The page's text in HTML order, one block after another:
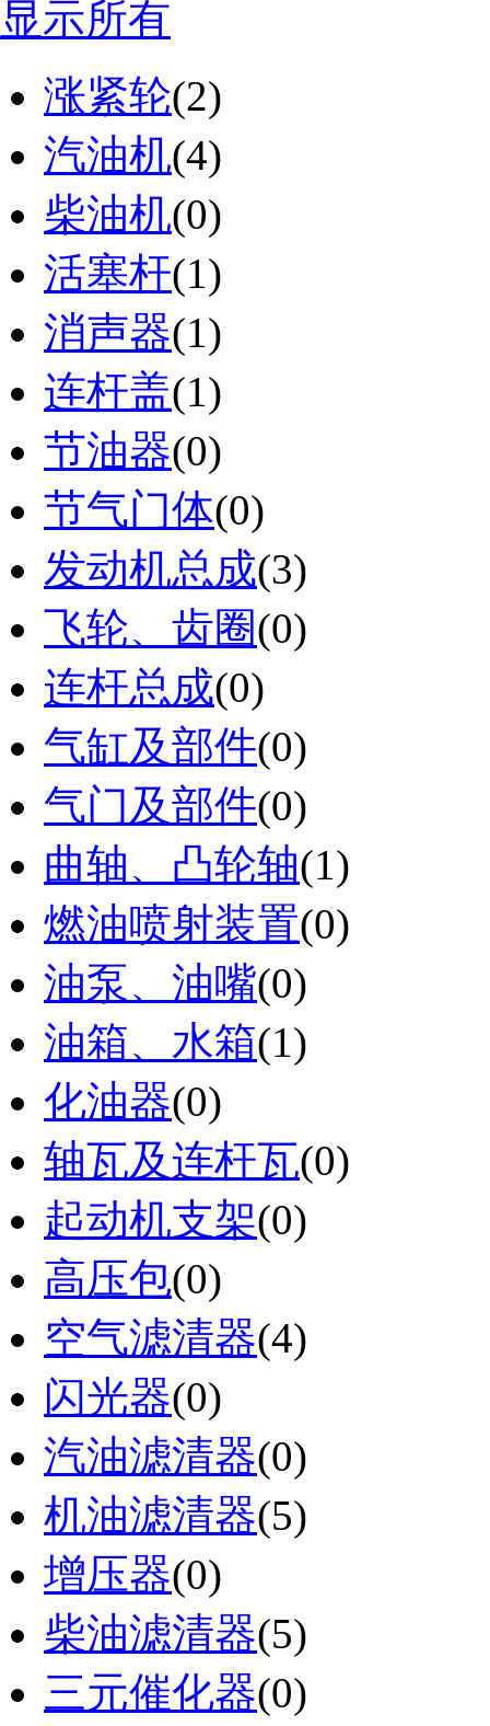
显示所有
涨紧轮(2)
汽油机(4)
柴油机(0)
活塞杆(1)
消声器(1)
连杆盖(1)
节油器(0)
节气门体(0)
发动机总成(3)
飞轮、齿圈(0)
连杆总成(0)
气缸及部件(0)
气门及部件(0)
曲轴、凸轮轴(1)
燃油喷射装置(0)
油泵、油嘴(0)
油箱、水箱(1)
化油器(0)
轴瓦及连杆瓦(0)
起动机支架(0)
高压包(0)
空气滤清器(4)
闪光器(0)
汽油滤清器(0)
机油滤清器(5)
增压器(0)
柴油滤清器(5)
三元催化器(0)